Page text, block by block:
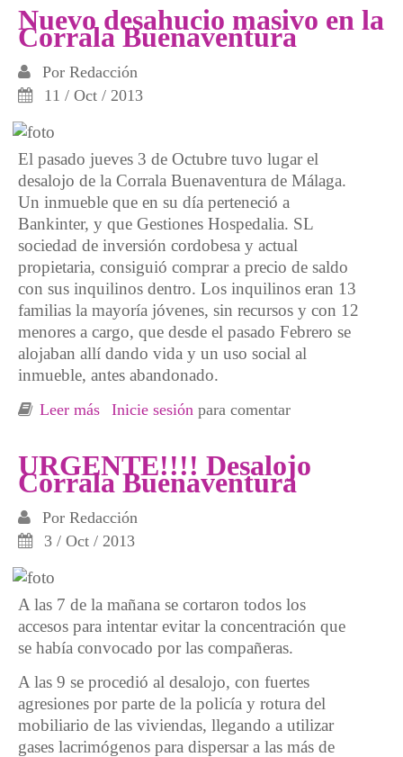
#DesalojoCuevas
Nuevo desahucio masivo en la
Corrala Buenaventura
Por Redacción
11 / Oct / 2013
El pasado jueves 3 de Octubre tuvo lugar el
desalojo de la Corrala Buenaventura de Málaga.
Un inmueble que en su día perteneció a
Bankinter, y que Gestiones Hospedalia. SL
sociedad de inversión cordobesa y actual
propietaria, consiguió comprar a precio de saldo
con sus inquilinos dentro. Los inquilinos eran 13
familias la mayoría jóvenes, sin recursos y con 12
menores a cargo, que desde el pasado Febrero se
alojaban allí dando vida y un uso social al
inmueble, antes abandonado.
Leer más sobre Nuevo desahucio masivo en la Corrala
Inicie sesión para comentar
URGENTE!!!! Desalojo
Corrala Buenaventura
Por Redacción
3 / Oct / 2013
A las 7 de la mañana se cortaron todos los
accesos para intentar evitar la concentración que
se había convocado por las compañeras.
A las 9 se procedió al desalojo, con fuertes
agresiones por parte de la policía y rotura del
mobiliario de las viviendas, llegando a utilizar
gases lacrimógenos para dispersar a las más de